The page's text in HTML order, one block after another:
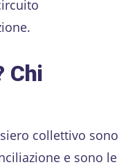
Chi
collettivo sono
e sono le